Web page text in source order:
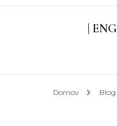
| ENG |
Domov Blog